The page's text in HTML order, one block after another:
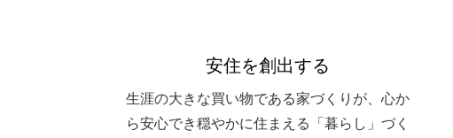
安住を創出する
生涯の大きな買い物である家づくりが、心か
ら安心でき穏やかに住まえる「暮らし」づく